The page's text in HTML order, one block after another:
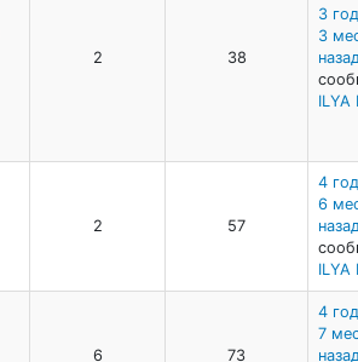
2 38
3
3
ILYA
2 57
4
6
ILYA
6 73
4
7